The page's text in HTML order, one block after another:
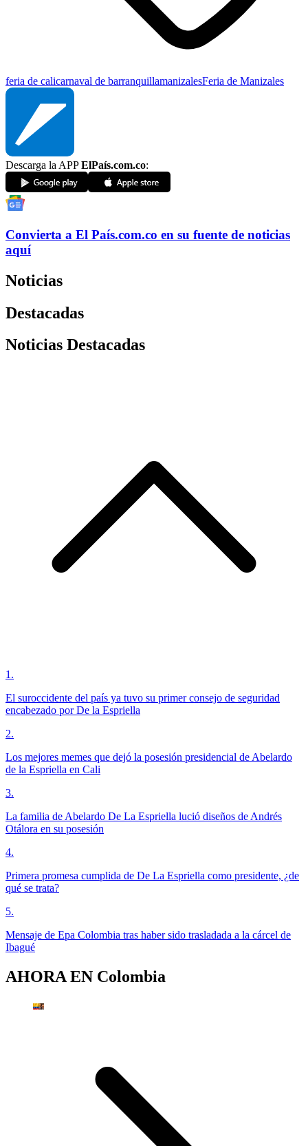
feria de calicarnaval de barranquillamanizalesFeria de Manizales
Descarga la APPElPaís.com.co:
Convierta a El País.com.co en su fuente de noticias
aquí
Noticias
Destacadas
Noticias Destacadas
1 .
El suroccidente del país ya tuvo su primer consejo de seguridad
encabezado por De la Espriella
2.
Los mejores memes que dejó la posesión presidencial de Abelardo
de la Espriella en Cali
3.
La familia de Abelardo De La Espriella lució diseños de Andrés
Otálora en su posesión
4.
Primera promesa cumplida de De La Espriella como presidente, ¿de
qué se trata?
5.
Mensaje de Epa Colombia tras haber sido trasladada a la cárcel de
Ibagué
AHORA EN Colombia